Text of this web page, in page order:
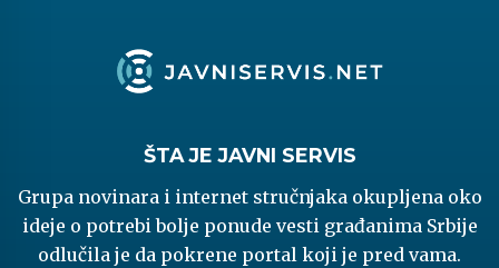
ŠTA JE JAVNI SERVIS
Grupa novinara i internet stručnjaka okupljena oko
ideje o potrebi bolje ponude vesti građanima Srbije
odlučila je da pokrene portal koji je pred vama.